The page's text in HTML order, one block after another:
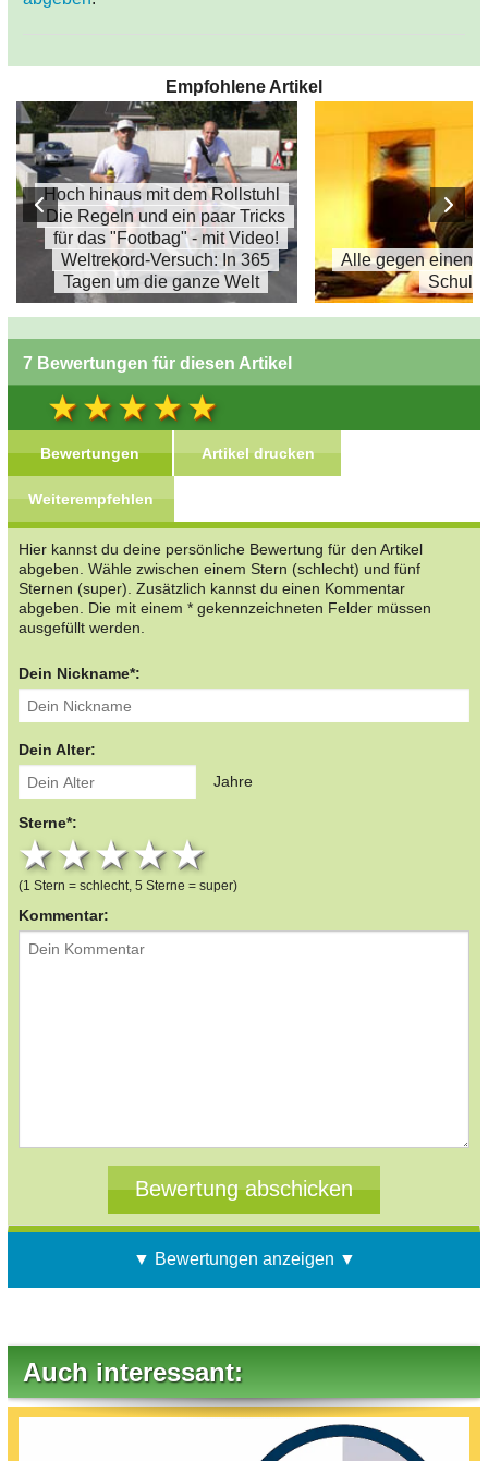
Empfohlene Artikel
Hoch hinaus mit dem Rollstuhl
Die Regeln und ein paar Tricks
für das "Footbag" - mit Video!
Weltrekord-Versuch: In 365
Tagen um die ganze Welt
Alle gegen einen -
7 Bewertungen für diesen Artikel
Bewertungen Artikel drucken
Weiterempfehlen
Hier kannst du deine persönliche Bewertung für den Artikel
abgeben. Wähle zwischen einem Stern (schlecht) und fünf
Sternen (super). Zusätzlich kannst du einen Kommentar
abgeben. Die mit einem * gekennzeichneten Felder müssen
ausgefüllt werden.
Dein Nickname*:
Dein Alter:
Jahre
Sterne*:
4 stars
3 stars
2 stars
1 star
(1 Stern = schlecht, 5 Sterne = super)
Kommentar:
▼ Bewertungen anzeigen ▼
Auch interessant: